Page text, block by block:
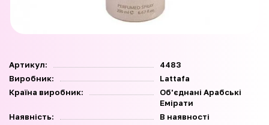
Артикул:
4483
Виробник:
Lattafa
Країна виробник:
Об'єднані Арабські
Емірати
Наявність:
В наявності